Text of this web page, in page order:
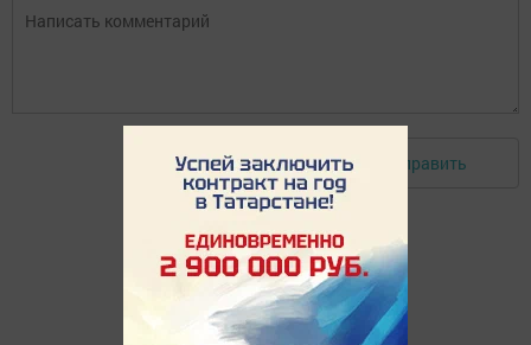
Авторизоваться Отправить